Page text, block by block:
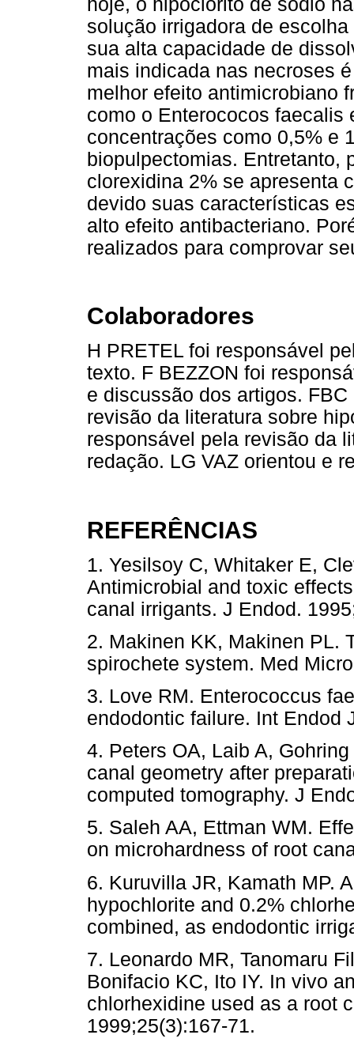
solução irrigadora de
sua alta capacidade de
mais indicada nas necroses
melhor efeito antimicrobiano
como o Enterococos faecalis
concentrações como 0,5% e
biopulpectomias. Entretanto,
clorexidina 2% se apresenta
devido suas características
alto efeito antibacteriano.
realizados para comprovar
Colaboradores
H PRETEL foi responsável
texto. F BEZZON foi
e discussão dos artigos.
revisão da literatura sobre
responsável pela revisão da
redação. LG VAZ orientou e
REFERÊNCIAS
1. Yesilsoy C, Whitaker E,
Antimicrobial and toxic
canal irrigants. J Endod.
2. Makinen KK, Makinen PL.
spirochete system. Med
3. Love RM. Enterococcus
endodontic failure. Int Endod
4. Peters OA, Laib A,
canal geometry after
computed tomography. J
5. Saleh AA, Ettman WM.
on microhardness of root
6. Kuruvilla JR, Kamath MP.
hypochlorite and 0.2%
combined, as endodontic
7. Leonardo MR, Tanomaru
Bonifacio KC, Ito IY. In vivo
chlorhexidine used as a root
1999;25(3):167-71.